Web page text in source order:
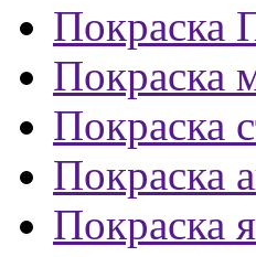
Покраска
Покраска
Покраска
Покраска
Покраска